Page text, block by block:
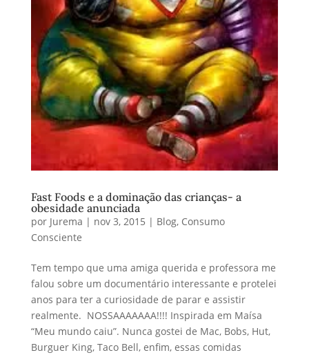
Fast Foods e a dominação das crianças- a
obesidade anunciada
por Jurema | nov 3, 2015 | Blog, Consumo
Consciente
Tem tempo que uma amiga querida e professora me
falou sobre um documentário interessante e protelei
anos para ter a curiosidade de parar e assistir
realmente. NOSSAAAAAAA!!!! Inspirada em Maísa
“Meu mundo caiu”. Nunca gostei de Mac, Bobs, Hut,
Burguer King, Taco Bell, enfim, essas comidas